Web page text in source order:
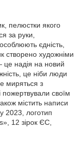
пелюстки якого
за руки,
єдність,
створено художніми
надія на новий
це ніби люди
миряться з
своїм
містить написи
2023, логотип
12 зірок ЄС,